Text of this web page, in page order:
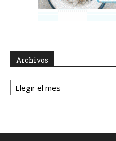
Archivos
Archivos